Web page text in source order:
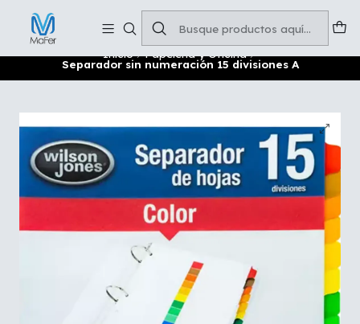
Inicio Papelería y Oficina
Separador sin numeración 15 divisiones A